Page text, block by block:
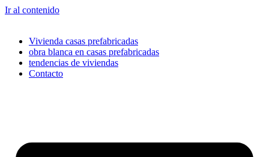
Ir al contenido
Vivienda casas prefabricadas
obra blanca en casas prefabricadas
tendencias de viviendas
Contacto